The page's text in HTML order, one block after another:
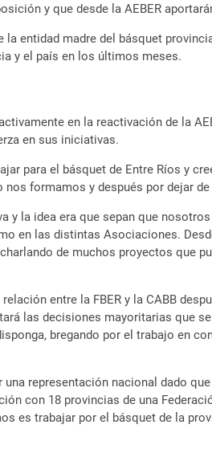
y que desde la AEBER
entidad madre del básquet
y el país en los últimos meses.
en la reactivación de la
en sus iniciativas.
para el básquet de Entre Ríos y
formamos y después por dejar
y la idea era que sepan que
en las distintas Asociaciones.
de muchos proyectos que
entre la FBER y la CABB
las decisiones mayoritarias que
bregando por el trabajo en
representación nacional dado
con 18 provincias de una
es trabajar por el básquet de la